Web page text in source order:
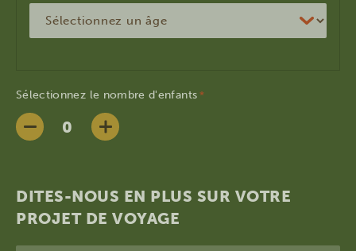
Sélectionnez le nombre d'enfants *
DITES-NOUS EN PLUS SUR VOTRE
PROJET DE VOYAGE